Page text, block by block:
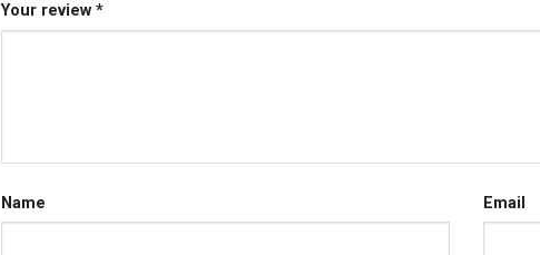
Your review *
Name Email